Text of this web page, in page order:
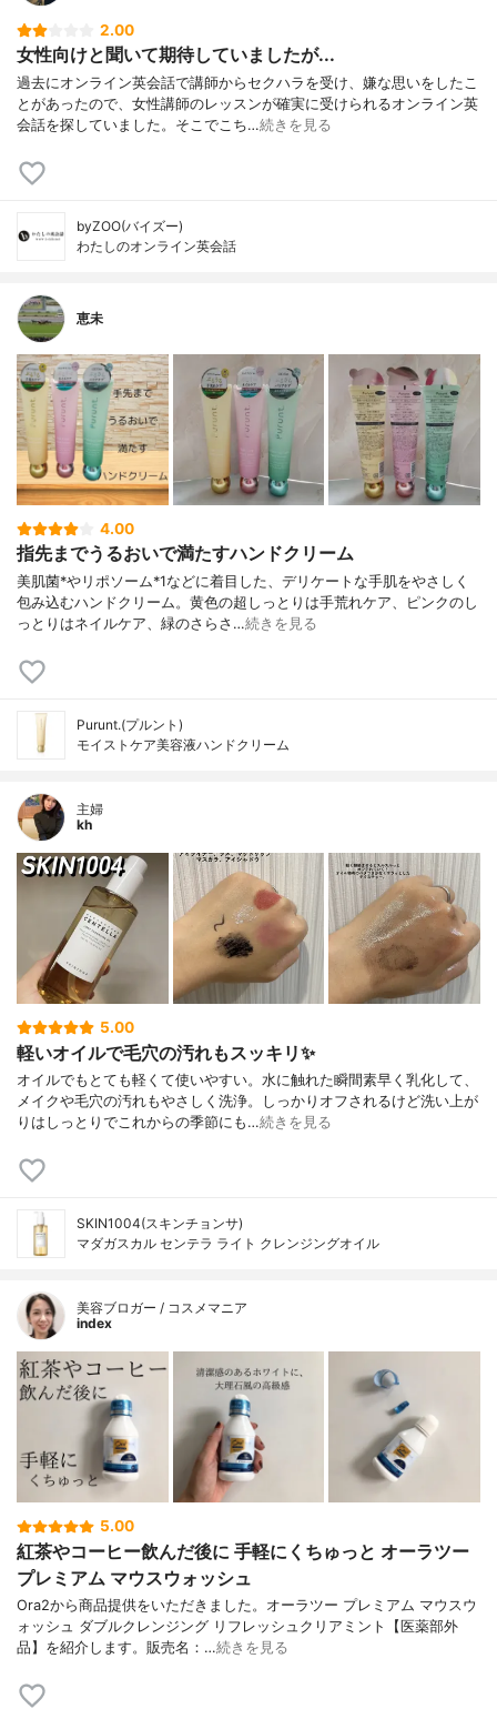
2.00
女性向けと聞いて期待していましたが...
過去にオンライン英会話で講師からセクハラを受け、嫌な思いをしたこ
とがあったので、女性講師のレッスンが確実に受けられるオンライン英
会話を探していました。そこでこち…続きを見る
byZOO(バイズー)
わたしのオンライン英会話
恵未
4.00
指先までうるおいで満たすハンドクリーム
美肌菌*やリポソーム*1などに着目した、デリケートな手肌をやさしく
包み込むハンドクリーム。黄色の超しっとりは手荒れケア、ピンクのし
っとりはネイルケア、緑のさらさ…続きを見る
Purunt.(プルント)
モイストケア美容液ハンドクリーム
主婦
kh
5.00
軽いオイルで毛穴の汚れもスッキリ✨
オイルでもとても軽くて使いやすい。水に触れた瞬間素早く乳化して、
メイクや毛穴の汚れもやさしく洗浄。しっかりオフされるけど洗い上が
りはしっとりでこれからの季節にも…続きを見る
SKIN1004(スキンチョンサ)
マダガスカル センテラ ライト クレンジングオイル
美容ブロガー / コスメマニア
index
5.00
紅茶やコーヒー飲んだ後に 手軽にくちゅっと オーラツー
プレミアム マウスウォッシュ
Ora2から商品提供をいただきました。オーラツー プレミアム マウスウ
ォッシュ ダブルクレンジング リフレッシュクリアミント【医薬部外
品】を紹介します。販売名：…続きを見る